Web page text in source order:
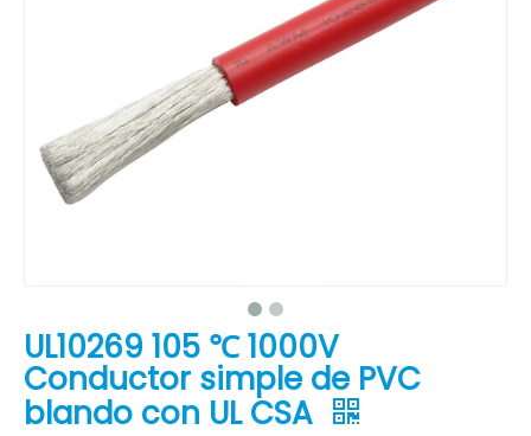
UL10269 105 ℃ 1000V
Conductor simple de PVC
blando con UL CSA